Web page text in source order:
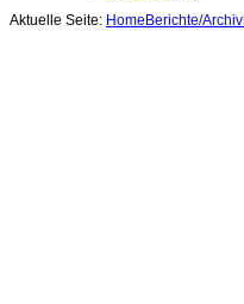
Aktuelle Seite: Home Berichte/Archiv